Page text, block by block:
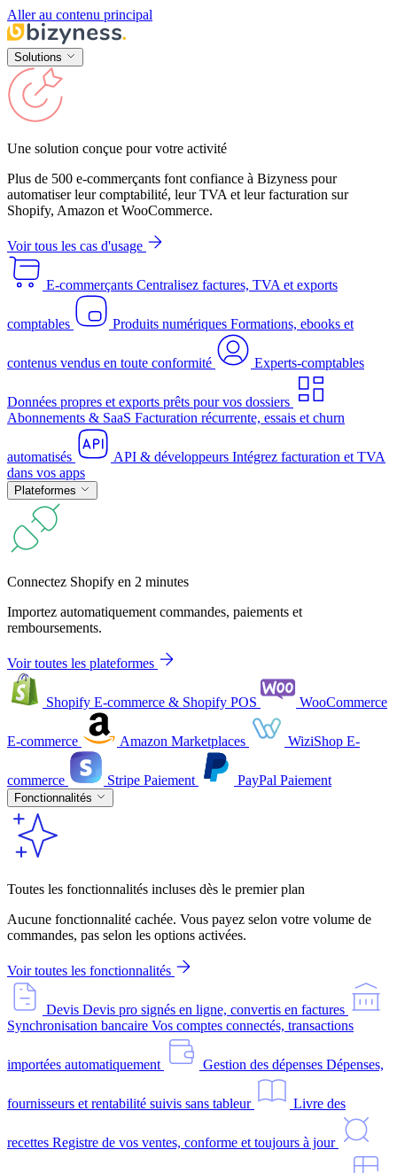
Aller au contenu principal
Solutions
Une solution conçue pour votre activité
Plus de 500 e-commerçants font confiance à Bizyness pour
automatiser leur comptabilité, leur TVA et leur facturation sur
Shopify, Amazon et WooCommerce.
Voir tous les cas d'usage
E-commerçants Centralisez factures, TVA et exports
comptables Produits numériques Formations, ebooks et
contenus vendus en toute conformité Experts-comptables
Données propres et exports prêts pour vos dossiers
Abonnements & SaaS Facturation récurrente, essais et churn
automatisés API & développeurs Intégrez facturation et TVA
dans vos apps
Plateformes
Connectez Shopify en 2 minutes
Importez automatiquement commandes, paiements et
remboursements.
Voir toutes les plateformes
Shopify E-commerce & Shopify POS WooCommerce
E-commerce Amazon Marketplaces WiziShop E-
commerce Stripe Paiement PayPal Paiement
Fonctionnalités
Toutes les fonctionnalités incluses dès le premier plan
Aucune fonctionnalité cachée. Vous payez selon votre volume de
commandes, pas selon les options activées.
Voir toutes les fonctionnalités
Devis Devis pro signés en ligne, convertis en factures
Synchronisation bancaire Vos comptes connectés, transactions
importées automatiquement Gestion des dépenses Dépenses,
fournisseurs et rentabilité suivis sans tableur Livre des
recettes Registre de vos ventes, conforme et toujours à jour